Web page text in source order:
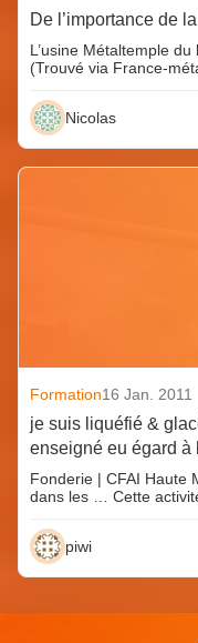
De l’importance de
L’usine Métaltemple
(Trouvé via France-
Nicolas
Formation16 Jan. 2011
je suis liquéfié &
enseigné eu égard à
Fonderie | CFAI Haute
dans les … Cette
piwi